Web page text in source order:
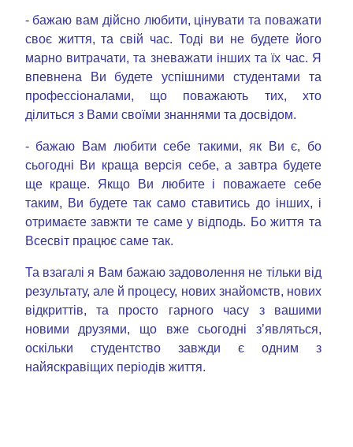
- бажаю вам дійсно любити, цінувати та поважати
своє життя, та свій час. Тоді ви не будете його
марно витрачати, та зневажати інших та їх час. Я
впевнена Ви будете успішними студентами та
профессіоналами, що поважають тих, хто
ділиться з Вами своїми знаннями та досвідом.
- бажаю Вам любити себе такими, як Ви є, бо
сьогодні Ви краща версія себе, а завтра будете
ще краще. Якщо Ви любите і поважаете себе
таким, Ви будете так само ставитись до інших, і
отримаєте завжти те саме у відподь. Бо життя та
Всесвіт працює саме так.
Та взагалі я Вам бажаю задоволення не тільки від
результату, але й процесу, нових знайомств, нових
відкриттів, та просто гарного часу з вашими
новими друзями, що вже сьогодні з’являться,
оскільки студентство завжди є одним з
найяскравіщих періодів життя.